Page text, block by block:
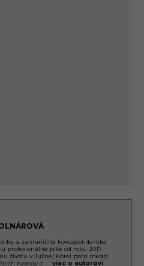
a zahraničná korešpondentka
profesionálne píše od roku 2017.
životu v Južnej Kórei patrí medzi
tvorcov o ... viac o autorovi